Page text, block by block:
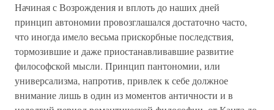
Начиная с Возрождения и вплоть до наших дней
принцип автономии провозглашался достаточно часто,
что иногда имело весьма прискорбные последствия,
тормозившие и даже приостанавливавшие развитие
философской мысли. Принцип пантономии, или
универсализма, напротив, привлек к себе должное
внимание лишь в один из моментов античности и в